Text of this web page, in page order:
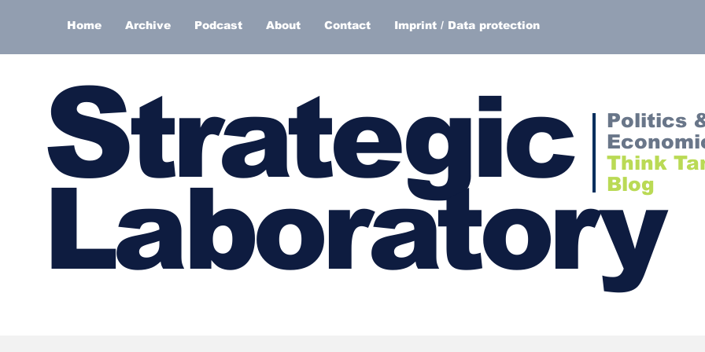
Home Archive Podcast About Contact Imprint / Data protection
Strategic
Laboratory
Politics
Think
Blog